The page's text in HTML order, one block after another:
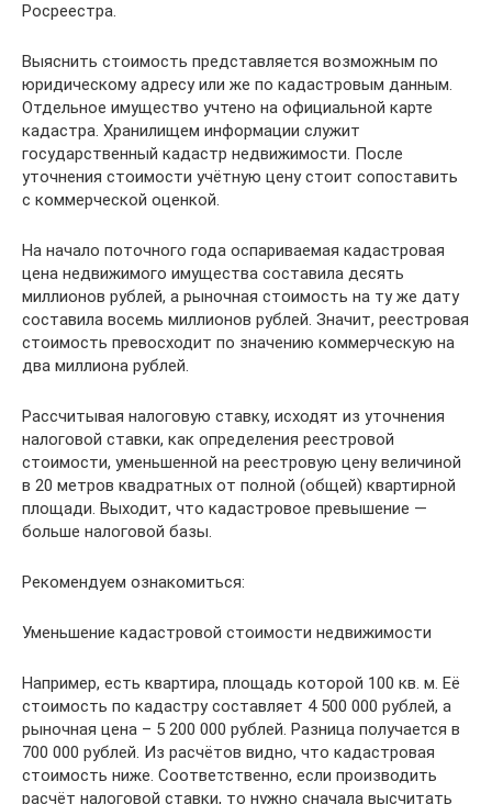
Росреестра.
Выяснить стоимость представляется возможным по
юридическому адресу или же по кадастровым данным.
Отдельное имущество учтено на официальной карте
кадастра. Хранилищем информации служит
государственный кадастр недвижимости. После
уточнения стоимости учётную цену стоит сопоставить
с коммерческой оценкой.
На начало поточного года оспариваемая кадастровая
цена недвижимого имущества составила десять
миллионов рублей, а рыночная стоимость на ту же дату
составила восемь миллионов рублей. Значит, реестровая
стоимость превосходит по значению коммерческую на
два миллиона рублей.
Рассчитывая налоговую ставку, исходят из уточнения
налоговой ставки, как определения реестровой
стоимости, уменьшенной на реестровую цену величиной
в 20 метров квадратных от полной (общей) квартирной
площади. Выходит, что кадастровое превышение —
больше налоговой базы.
Рекомендуем ознакомиться:
Уменьшение кадастровой стоимости недвижимости
Например, есть квартира, площадь которой 100 кв. м. Её
стоимость по кадастру составляет 4 500 000 рублей, а
рыночная цена – 5 200 000 рублей. Разница получается в
700 000 рублей. Из расчётов видно, что кадастровая
стоимость ниже. Соответственно, если производить
расчёт налоговой ставки, то нужно сначала высчитать